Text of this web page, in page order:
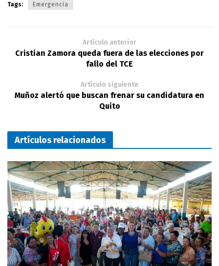
Tags: Emergencia
Artículo anterior
Cristian Zamora queda fuera de las elecciones por
fallo del TCE
Artículo siguiente
Muñoz alertó que buscan frenar su candidatura en
Quito
Artículos relacionados